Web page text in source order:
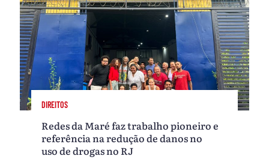
DIREITOS
Redes da Maré faz trabalho pioneiro e
referência na redução de danos no
uso de drogas no RJ